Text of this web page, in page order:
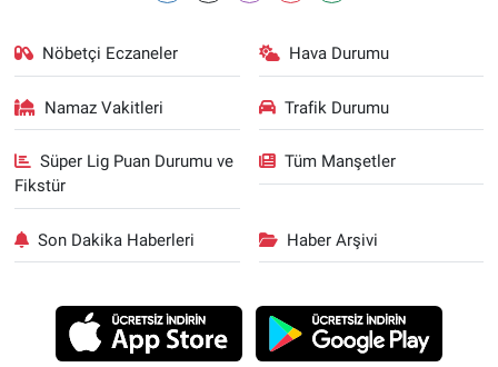
Nöbetçi Eczaneler Hava Durumu
Namaz Vakitleri Trafik Durumu
Süper Lig Puan Durumu ve
Fikstür
Tüm Manşetler
Son Dakika Haberleri Haber Arşivi